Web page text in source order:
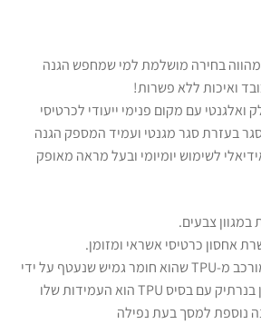
מהווה בחירה מושלמת למי שמחפש הגנה
ואיכות ללא פשרות!
ואלגנטי עם מקום פנימי ייעודי לכרטיסי
בעזרת סגר מגנטי ועמיד המספק הגנה
לשימוש יומיומי ובעל מראה מאופק
צבעים.
אחסון כרטיסי אשראי ומזומן.
בסיס הנרתיק מורכב מ-TPU שהוא חומר גמיש שנעטף על ידי
הנרתיק, היתרון בנרתיק עם בסיס TPU הוא העמידות שלו
נוספת למסך בעת נפילה